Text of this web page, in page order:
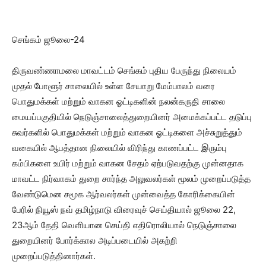
செங்கம் ஜூலை-24
திருவண்ணாமலை மாவட்டம் செங்கம் புதிய பேருந்து நிலையம்
முதல் போளூர் சாலையில் உள்ள சேயாறு மேம்பாலம் வரை
பொதுமக்கள் மற்றும் வாகன ஓட்டிகளின் நலன்கருதி சாலை
மையப்பகுதியில் நெடுஞ்சாலைத்துறையினர் அமைக்கப்பட்ட தடுப்பு
சுவர்களில் பொதுமக்கள் மற்றும் வாகன ஓட்டிகளை அச்சுறுத்தும்
வகையில் ஆபத்தான நிலையில் விரிந்து காணப்பட்ட இரும்பு
கம்பிகளை உயிர் மற்றும் வாகன சேதம் ஏற்படுவதற்கு முன்னதாக
மாவட்ட நிர்வாகம் துறை சார்ந்த அலுவலர்கள் மூலம் முறைப்படுத்த
வேண்டுமென சமூக ஆர்வலர்கள் முன்வைத்த கோரிக்கையின்
பேரில் நியூஸ் நவ் தமிழ்நாடு விரைவுச் செய்தியால் ஜூலை 22,
23ஆம் தேதி வெளியான செய்தி எதிரொலியால் நெடுஞ்சாலை
துறையினர் போர்க்கால அடிப்படையில் அகற்றி
முறைப்படுத்தினார்கள்.